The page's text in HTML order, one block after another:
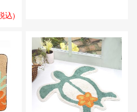
込)